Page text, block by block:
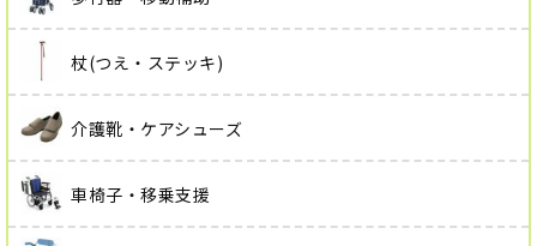
杖(つえ・ステッキ)
介護靴・ケアシューズ
車椅子・移乗支援